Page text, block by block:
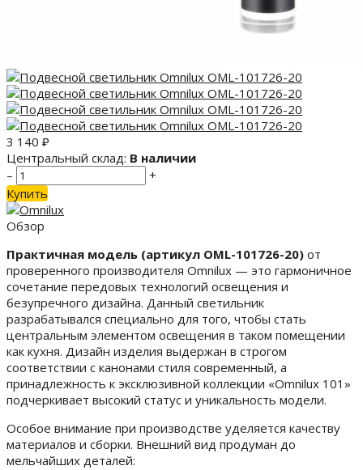
3 140 ₽
Центральный склад: В наличии
–
+
Купить
Обзор
Практичная модель (артикул OML-101726-20) от
проверенного производителя Omnilux — это гармоничное
сочетание передовых технологий освещения и
безупречного дизайна. Данный светильник
разрабатывался специально для того, чтобы стать
центральным элементом освещения в таком помещении
как кухня. Дизайн изделия выдержан в строгом
соответствии с канонами стиля современный, а
принадлежность к эксклюзивной коллекции «Omnilux 101»
подчеркивает высокий статус и уникальность модели.
Особое внимание при производстве уделяется качеству
материалов и сборки. Внешний вид продуман до
мельчайших деталей: